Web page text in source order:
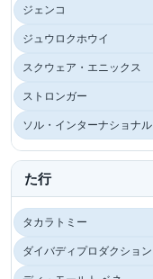
ジェンコ
ジュウロクホウイ
スクウェア・エニックス
ストロンガー
ソル・インターナショナル
た行
タカラトミー
ダイバディプロダクション